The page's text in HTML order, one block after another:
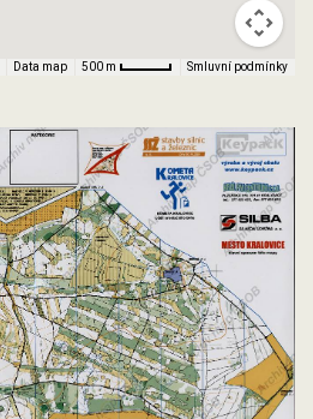
Data map 500 m Smluvní podmínky